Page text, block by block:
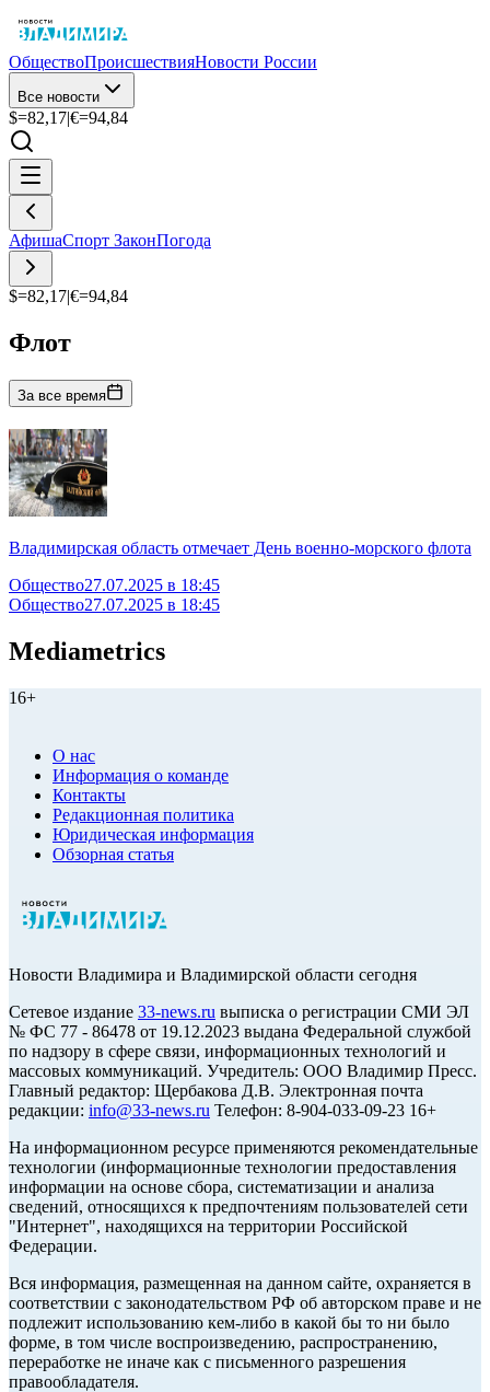
ОбществоПроисшествияНовости России
Все новости
$=82,17|€=94,84
АфишаСпорт ЗаконПогода
$=82,17|€=94,84
Флот
За все время
Владимирская область отмечает День военно-морского флота
Общество27.07.2025 в 18:45
Общество27.07.2025 в 18:45
Mediametrics
16+
О нас
Информация о команде
Контакты
Редакционная политика
Юридическая информация
Обзорная статья
Новости Владимира и Владимирской области сегодня
Cетевое издание 33-news.ru выписка о регистрации СМИ ЭЛ
№ ФС 77 - 86478 от 19.12.2023 выдана Федеральной службой
по надзору в сфере связи, информационных технологий и
массовых коммуникаций. Учредитель: ООО Владимир Пресс.
Главный редактор: Щербакова Д.В. Электронная почта
редакции: info@33-news.ru Телефон: 8-904-033-09-23 16+
На информационном ресурсе применяются рекомендательные
технологии (информационные технологии предоставления
информации на основе сбора, систематизации и анализа
сведений, относящихся к предпочтениям пользователей сети
"Интернет", находящихся на территории Российской
Федерации.
Вся информация, размещенная на данном сайте, охраняется в
соответствии с законодательством РФ об авторском праве и не
подлежит использованию кем-либо в какой бы то ни было
форме, в том числе воспроизведению, распространению,
переработке не иначе как с письменного разрешения
правообладателя.